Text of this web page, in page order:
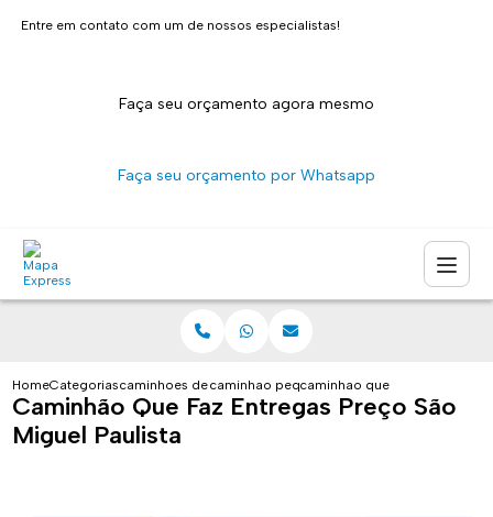
Entre em contato com um de nossos especialistas!
Faça seu orçamento agora mesmo
Faça seu orçamento por Whatsapp
HomeCategoriascaminhoes de entregacaminhao pequeno para entrega sao paulo
caminhao que faz entregas
Caminhão Que Faz Entregas Preço São
Miguel Paulista